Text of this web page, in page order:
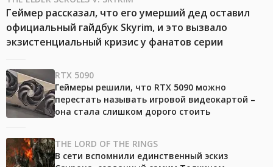
Геймер рассказал, что его умерший дед оставил
официальный гайдбук Skyrim, и это вызвало
экзистенциальный кризис у фанатов серии
RTX 5090
Геймеры решили, что RTX 5090 можно
перестать называть игровой видеокартой –
она стала слишком дорого стоить
THE LORD OF THE RINGS
В сети вспомнили единственный эскиз